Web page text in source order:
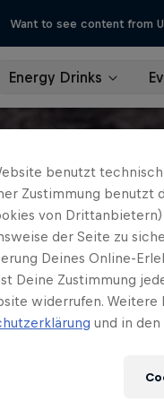
Want to see content from
Energy Drinks
benutzt
Zustimmung benutzt
von
der Seite zu
Deines Online-
Deine Zustimmung
widerrufen.
und in